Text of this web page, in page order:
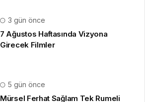
3 gün önce
7 Ağustos Haftasında Vizyona
Girecek Filmler
5 gün önce
Mürsel Ferhat Sağlam Tek Rumeli